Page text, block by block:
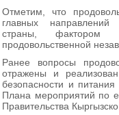
Отметим, что
главных направлений
страны, фактором
продовольственной
Ранее вопросы
отражены и
безопасности и
Плана мероприятий по
Правительства